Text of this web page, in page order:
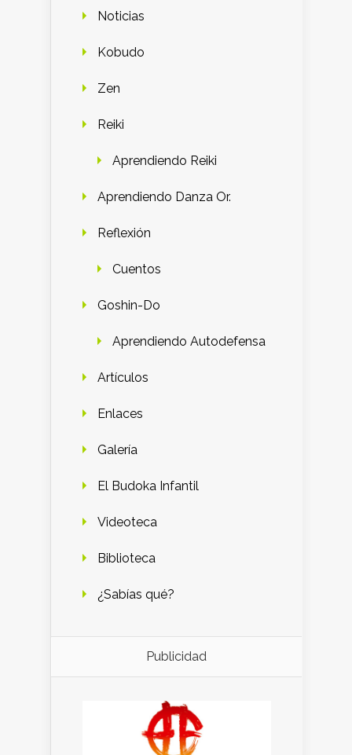
Noticias
Kobudo
Zen
Reiki
Aprendiendo Reiki
Aprendiendo Danza Or.
Reflexión
Cuentos
Goshin-Do
Aprendiendo Autodefensa
Artículos
Enlaces
Galería
El Budoka Infantil
Videoteca
Biblioteca
¿Sabías qué?
Publicidad